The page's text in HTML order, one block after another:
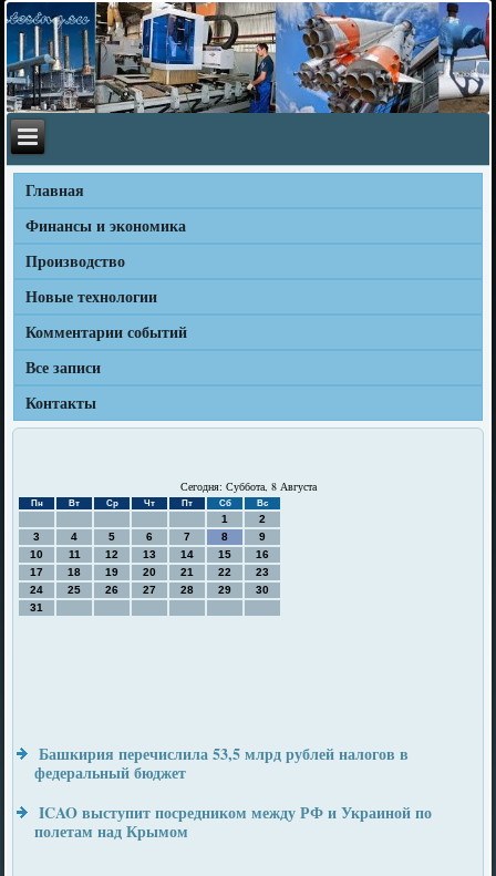
Главная
Финансы и экономика
Производство
Новые технологии
Комментарии событий
Все записи
Контакты
Сегодня: Суббота, 8 Августа
Пн Вт Ср Чт Пт Сб Вс
1
2
3
4 5 6 7 8
9
10
11 12 13 14 15
16
17
18 19 20 21 22
23
24
25 26 27 28 29
30
31
Башкирия перечислила 53,5 млрд рублей налогов в
федеральный бюджет
ICAO выступит посредником между РФ и Украиной по
полетам над Крымом